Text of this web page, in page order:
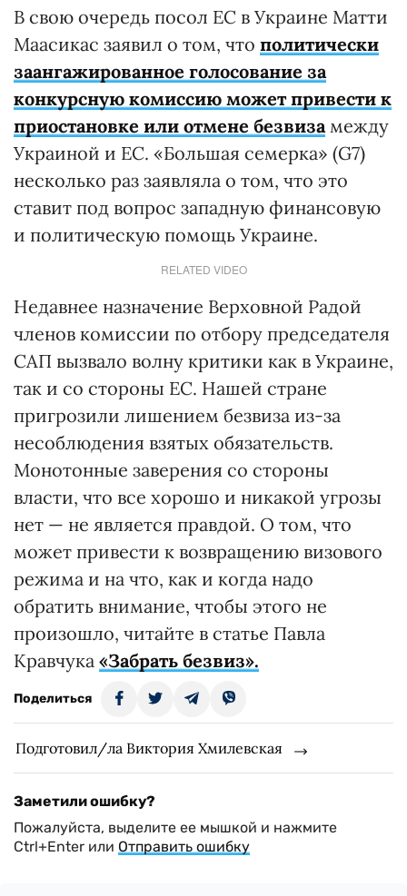
В свою очередь посол ЕС в Украине Матти
Маасикас заявил о том, что политически
заангажированное голосование за
конкурсную комиссию может привести к
приостановке или отмене безвиза между
Украиной и ЕС. «Большая семерка» (G7)
несколько раз заявляла о том, что это
ставит под вопрос западную финансовую
и политическую помощь Украине.
RELATED VIDEO
Недавнее назначение Верховной Радой
членов комиссии по отбору председателя
САП вызвало волну критики как в Украине,
так и со стороны ЕС. Нашей стране
пригрозили лишением безвиза из-за
несоблюдения взятых обязательств.
Монотонные заверения со стороны
власти, что все хорошо и никакой угрозы
нет — не является правдой. О том, что
может привести к возвращению визового
режима и на что, как и когда надо
обратить внимание, чтобы этого не
произошло, читайте в статье Павла
Кравчука «Забрать безвиз».
Поделиться
Подготовил/ла Виктория Хмилевская
Заметили ошибку?
Пожалуйста, выделите ее мышкой и нажмите
Ctrl+Enter или Отправить ошибку